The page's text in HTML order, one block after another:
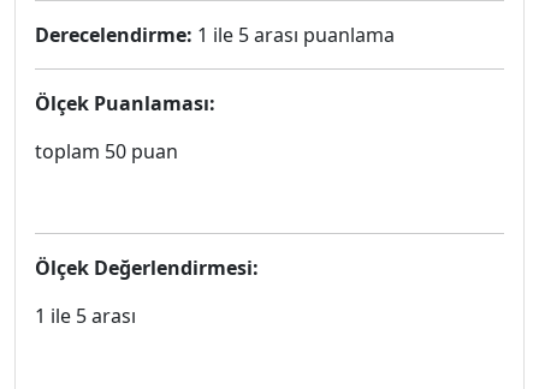
Derecelendirme: 1 ile 5 arası puanlama
Ölçek Puanlaması:
toplam 50 puan
Ölçek Değerlendirmesi:
1 ile 5 arası